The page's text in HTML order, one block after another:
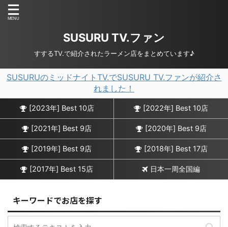
SUSURU TV.ファン
すするTV.で紹介されたラーメン店をまとめています♪
SUSURUのミッドナイトTV.でSUSURU TV.ファンが紹介さ
れました！
[2023年] Best 10店 [2022年] Best 10店
[2021年] Best 9店 [2020年] Best 9店
[2019年] Best 9店 [2018年] Best 17店
[2017年] Best 15店 日本一周全国編
キーワードでお店を探す